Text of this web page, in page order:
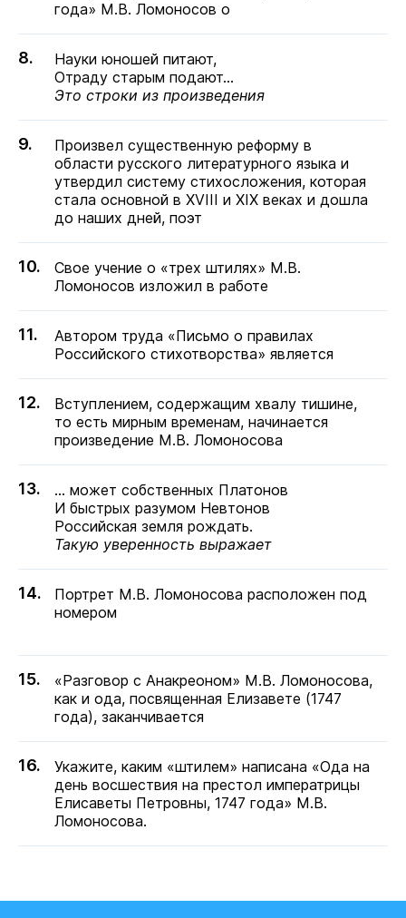
года» М.В. Ломоносов о
Науки юношей питают,
Отраду старым подают...
Это строки из произведения
Произвел существенную реформу в
области русского литературного языка и
утвердил систему стихосложения, которая
стала основной в XVIII и XIX веках и дошла
до наших дней, поэт
Свое учение о «трех штилях» М.В.
Ломоносов изложил в работе
Автором труда «Письмо о правилах
Российского стихотворства» является
Вступлением, содержащим хвалу тишине,
то есть мирным временам, начинается
произведение М.В. Ломоносова
… может собственных Платонов
И быстрых разумом Невтонов
Российская земля рождать.
Такую уверенность выражает
Портрет М.В. Ломоносова расположен под
номером
«Разговор с Анакреоном» М.В. Ломоносова,
как и ода, посвященная Елизавете (1747
года), заканчивается
Укажите, каким «штилем» написана «Ода на
день восшествия на престол императрицы
Елисаветы Петровны, 1747 года» М.В.
Ломоносова.